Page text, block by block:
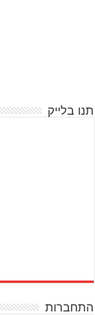
תנו בלייק
התחברות